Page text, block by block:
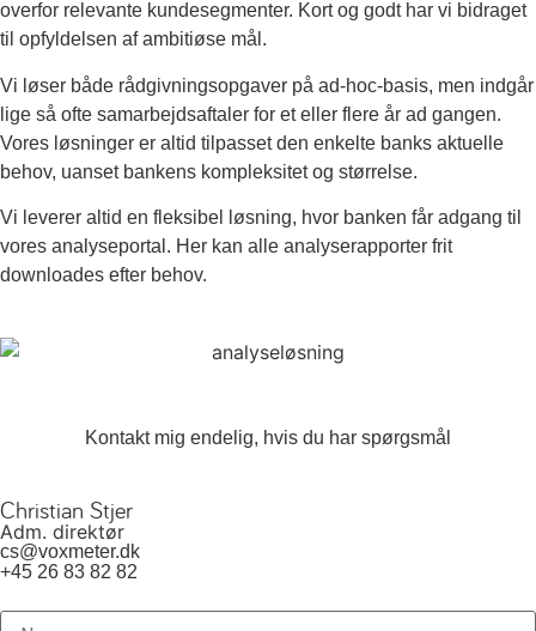
overfor relevante kundesegmenter. Kort og godt har vi bidraget
til opfyldelsen af ambitiøse mål.
Vi løser både rådgivningsopgaver på ad-hoc-basis, men indgår
lige så ofte samarbejdsaftaler for et eller flere år ad gangen.
Vores løsninger er altid tilpasset den enkelte banks aktuelle
behov, uanset bankens kompleksitet og størrelse.
Vi leverer altid en fleksibel løsning, hvor banken får adgang til
vores analyseportal. Her kan alle analyserapporter frit
downloades efter behov.
Kontakt mig endelig, hvis du har spørgsmål
Christian Stjer
Adm. direktør
cs@voxmeter.dk
+45 26 83 82 82